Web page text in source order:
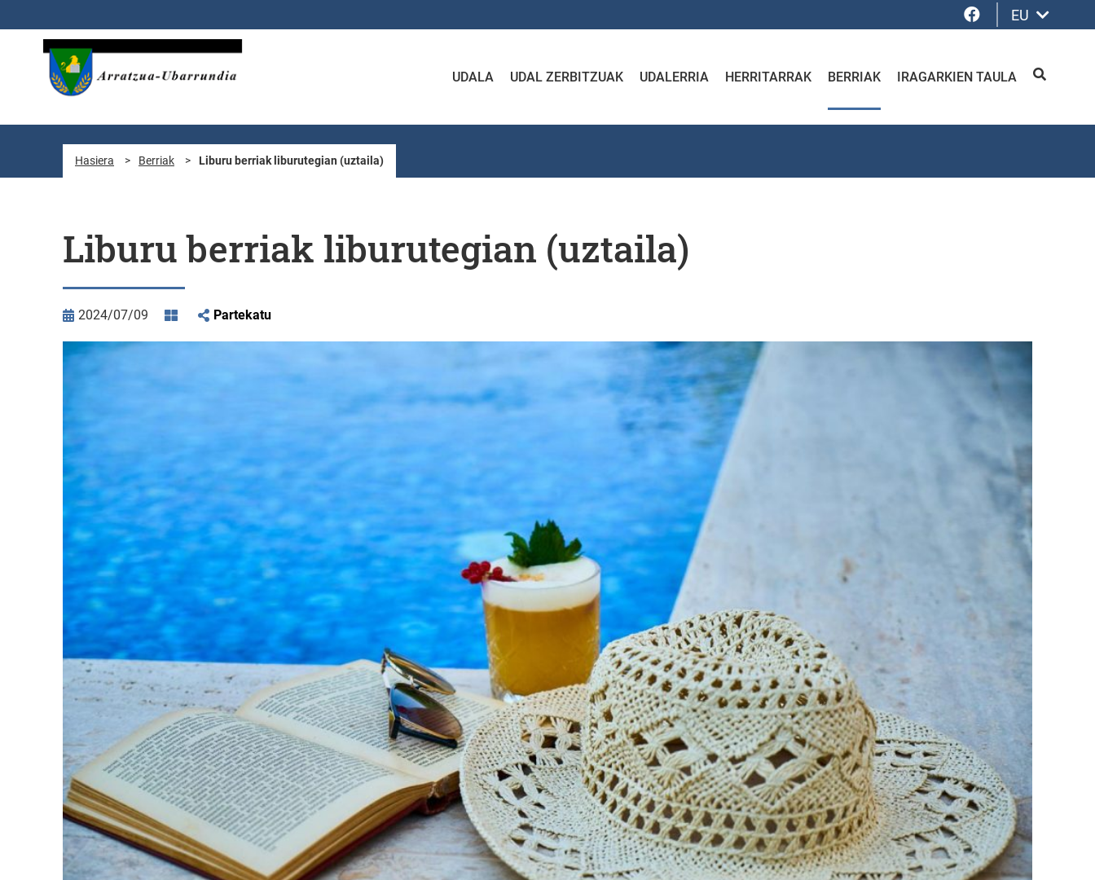
Facebook
EU
UDALA UDAL ZERBITZUAK UDALERRIA HERRITARRAK BERRIAK IRAGARKIEN TAULA BILATU
Hasiera > Berriak > Liburu berriak liburutegian (uztaila)
Liburu berriak liburutegian (uztaila)
2024/07/09 Partekatu